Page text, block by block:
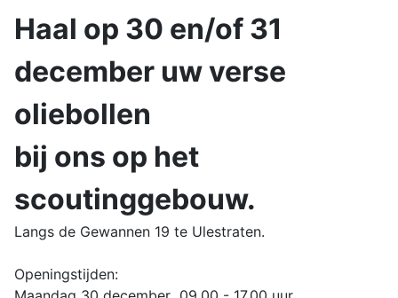
Haal op 30 en/of 31
december uw verse
oliebollen
bij ons op het
scoutinggebouw.
Langs de Gewannen 19 te Ulestraten.
Openingstijden: